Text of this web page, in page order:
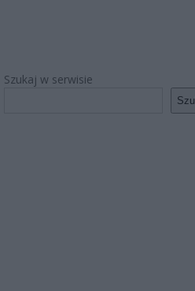
Szukaj w serwisie